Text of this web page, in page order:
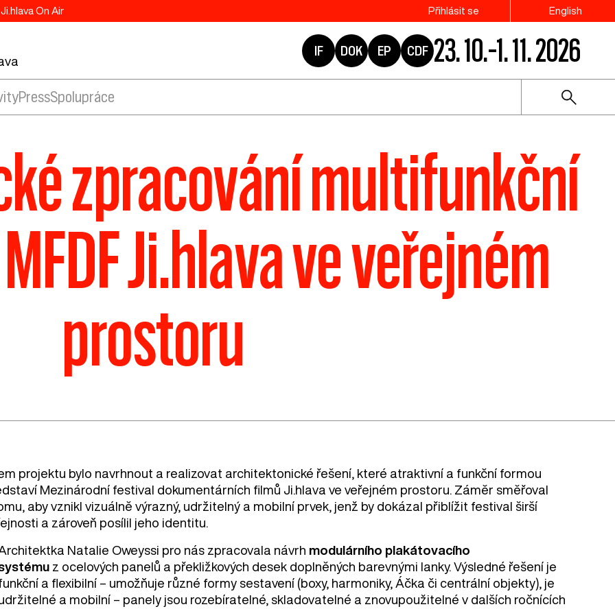
Ji.hlava On Air Přihlásit se English
IF DOK EP CDF 23. 10.–1. 11. 2026
PressSpolupráce
zpracování multifunkční
Ji.hlava ve veřejném
prostoru
projektu bylo navrhnout a realizovat architektonické řešení, které atraktivní a funkční formou
Mezinárodní festival dokumentárních filmů Ji.hlava ve veřejném prostoru. Záměr směřoval
aby vznikl vizuálně výrazný, udržitelný a mobilní prvek, jenž by dokázal přiblížit festival širší
a zároveň posílil jeho identitu.
Natalie Oweyssi pro nás zpracovala návrh modulárního plakátovacího
z ocelových panelů a překližkových desek doplněných barevnými lanky. Výsledné řešení je
a flexibilní – umožňuje různé formy sestavení (boxy, harmoniky, Áčka či centrální objekty), je
a mobilní – panely jsou rozebíratelné, skladovatelné a znovupoužitelné v dalších ročnících